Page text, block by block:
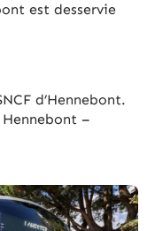
est desservie
d’Hennebont.
–